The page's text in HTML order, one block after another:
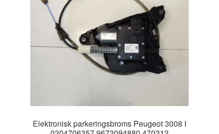
Reklamationsprocedur
Transport
Elektronisk parkeringsbroms Peugeot 3008 I